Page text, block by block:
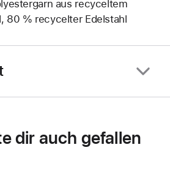
aus recyceltem
80 % recycelter Edelstahl
dir auch gefallen